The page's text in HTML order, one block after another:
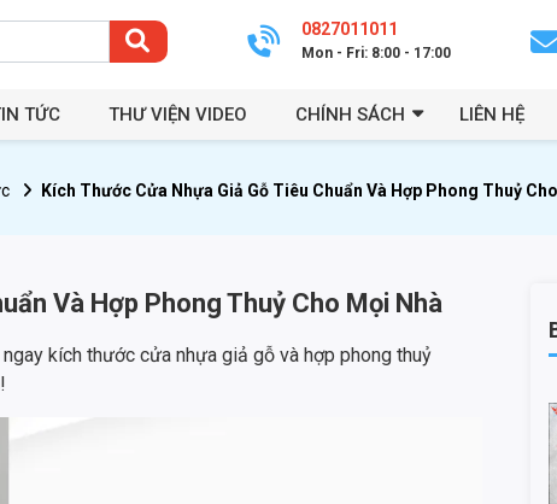
0827011011
Mon - Fri: 8:00 - 17:00
TỨC THƯ VIỆN VIDEO CHÍNH SÁCH LIÊN HỆ
Kích Thước Cửa Nhựa Giả Gỗ Tiêu Chuẩn Và Hợp Phong Thuỷ
Và Hợp Phong Thuỷ Cho Mọi Nhà
kích thước cửa nhựa giả gỗ và hợp phong thuỷ